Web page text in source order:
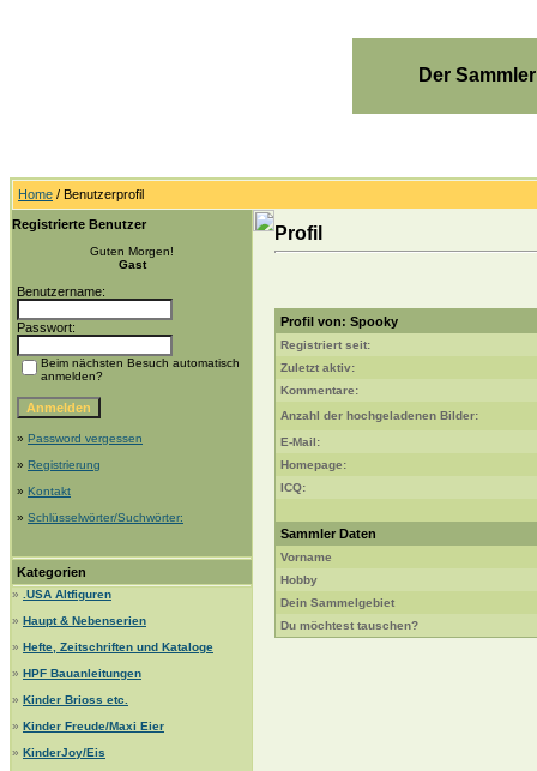
Der
Home / Benutzerprofil
Registrierte Benutzer
Guten Morgen!
Gast
Benutzername:
Passwort:
Beim nächsten Besuch automatisch
anmelden?
» Password vergessen
» Registrierung
» Kontakt
» Schlüsselwörter/Suchwörter:
Kategorien
»
.USA Altfiguren
» Haupt & Nebenserien
» Hefte, Zeitschriften und Kataloge
» HPF Bauanleitungen
» Kinder Brioss etc.
» Kinder Freude/Maxi Eier
» KinderJoy/Eis
Profil
Profil von: Spooky
Registriert seit:
Zuletzt aktiv:
Kommentare:
Anzahl der hochgeladenen Bilder:
E-Mail:
Homepage:
ICQ:
Sammler Daten
Vorname
Hobby
Dein Sammelgebiet
Du möchtest tauschen?